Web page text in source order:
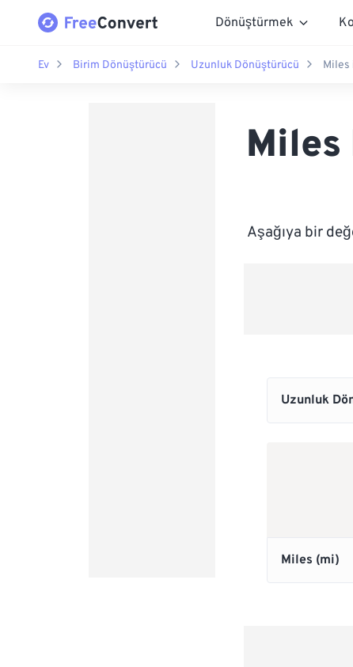
Dönüştürmek
Ev Birim Dönüştürücü Uzunluk Dönüştürücü Miles
Aşağıya bir